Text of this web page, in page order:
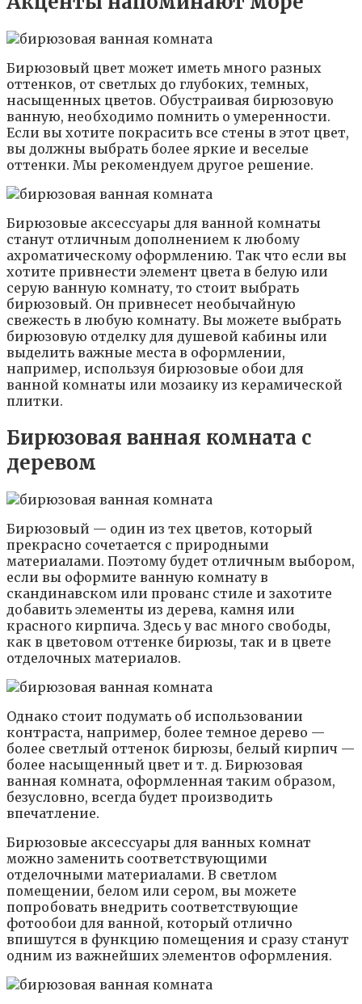
Бирюзовый цвет может иметь много разных
оттенков, от светлых до глубоких, темных,
насыщенных цветов. Обустраивая бирюзовую
ванную, необходимо помнить о умеренности.
Если вы хотите покрасить все стены в этот цвет,
вы должны выбрать более яркие и веселые
оттенки. Мы рекомендуем другое решение.
Бирюзовые аксессуары для ванной комнаты
станут отличным дополнением к любому
ахроматическому оформлению. Так что если вы
хотите привнести элемент цвета в белую или
серую ванную комнату, то стоит выбрать
бирюзовый. Он привнесет необычайную
свежесть в любую комнату. Вы можете выбрать
бирюзовую отделку для душевой кабины или
выделить важные места в оформлении,
например, используя бирюзовые обои для
ванной комнаты или мозаику из керамической
плитки.
Бирюзовая ванная комната с
деревом
Бирюзовый — один из тех цветов, который
прекрасно сочетается с природными
материалами. Поэтому будет отличным выбором,
если вы оформите ванную комнату в
скандинавском или прованс стиле и захотите
добавить элементы из дерева, камня или
красного кирпича. Здесь у вас много свободы,
как в цветовом оттенке бирюзы, так и в цвете
отделочных материалов.
Однако стоит подумать об использовании
контраста, например, более темное дерево —
более светлый оттенок бирюзы, белый кирпич —
более насыщенный цвет и т. д. Бирюзовая
ванная комната, оформленная таким образом,
безусловно, всегда будет производить
впечатление.
Бирюзовые аксессуары для ванных комнат
можно заменить соответствующими
отделочными материалами. В светлом
помещении, белом или сером, вы можете
попробовать внедрить соответствующие
фотообои для ванной, который отлично
впишутся в функцию помещения и сразу станут
одним из важнейших элементов оформления.